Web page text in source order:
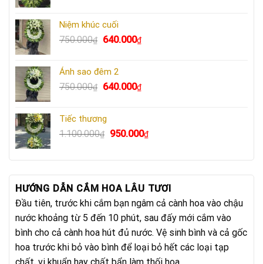
730.000₫.
670.000₫.
Niệm khúc cuối
750.000₫
Giá
750.000₫.
640.000₫Giá
640.000₫.
Ánh sao đêm 2
750.000₫
Giá
750.000₫.
640.000₫Giá
640.000₫.
Tiếc thương
1.100.000₫
Giá
là:
950.000₫Giá
tại
950.000₫.
HƯỚNG DẪN CẮM HOA LÂU TƯƠI
Đầu tiên, trước khi cắm bạn ngâm cả cành hoa vào chậu
nước khoảng từ 5 đến 10 phút, sau đấy mới cắm vào
bình cho cả cành hoa hút đủ nước. Vệ sinh bình và cả gốc
hoa trước khi bỏ vào bình để loại bỏ hết các loại tạp